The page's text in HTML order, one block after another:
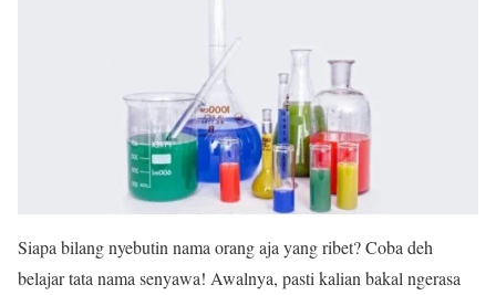
Siapa bilang nyebutin nama orang aja yang ribet? Coba deh
belajar tata nama senyawa! Awalnya, pasti kalian bakal ngerasa